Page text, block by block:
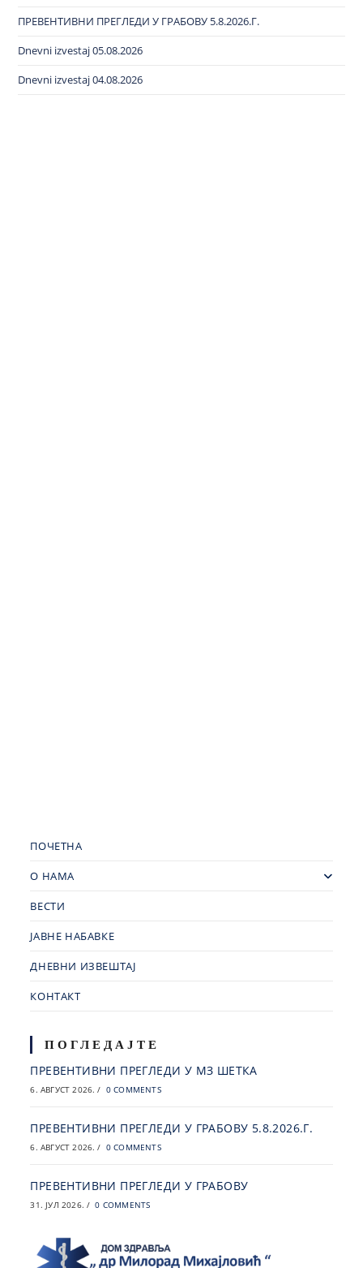
ПРЕВЕНТИВНИ ПРЕГЛЕДИ У ГРАБОВУ 5.8.2026.Г.
Dnevni izvestaj 05.08.2026
Dnevni izvestaj 04.08.2026
ПОЧЕТНА
О НАМА
ВЕСТИ
ЈАВНЕ НАБАВКЕ
ДНЕВНИ ИЗВЕШТАЈ
КОНТАКТ
ПОГЛЕДАЈТЕ
ПРЕВЕНТИВНИ ПРЕГЛЕДИ У МЗ ШЕТКА
6. АВГУСТ 2026. / 0 COMMENTS
ПРЕВЕНТИВНИ ПРЕГЛЕДИ У ГРАБОВУ 5.8.2026.Г.
6. АВГУСТ 2026. / 0 COMMENTS
ПРЕВЕНТИВНИ ПРЕГЛЕДИ У ГРАБОВУ
31. ЈУЛ 2026. / 0 COMMENTS